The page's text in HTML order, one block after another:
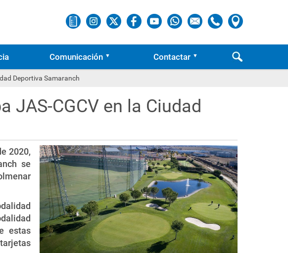
Comunicación Contactar
Deportiva Samaranch
JAS-CGCV en la Ciudad
2020,
se
estas